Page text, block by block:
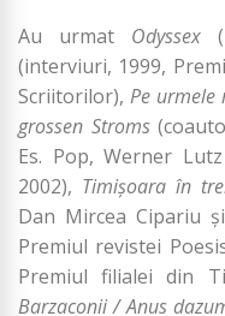
Au urmat Odyssex
(interviuri, 1999,
Scriitorilor), Pe urmele
grossen Stroms
Es. Pop, Werner
2002), Timişoara în
Dan Mircea Cipariu
Premiul revistei
Premiul filialei din
Barzaconii / Anus